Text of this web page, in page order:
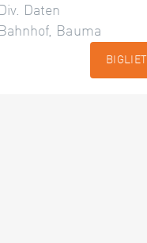
Div. Daten
Bahnhof, Bauma